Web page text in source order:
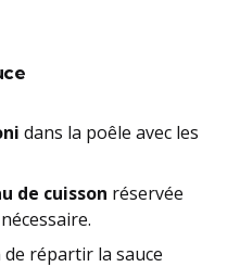
dans la poêle avec les
de cuisson réservée
répartir la sauce